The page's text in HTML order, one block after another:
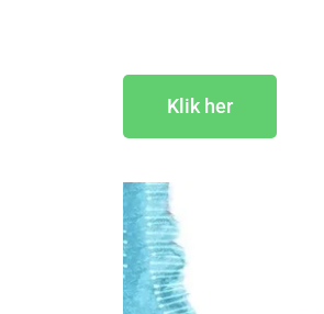
Klik her